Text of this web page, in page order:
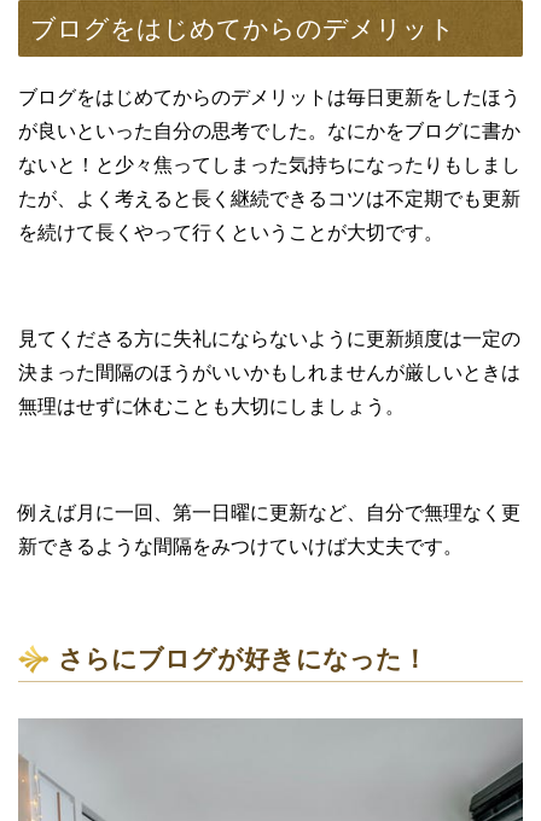
ブログをはじめてからのデメリット
ブログをはじめてからのデメリットは毎日更新をしたほう
が良いといった自分の思考でした。なにかをブログに書か
ないと！と少々焦ってしまった気持ちになったりもしまし
たが、よく考えると長く継続できるコツは不定期でも更新
を続けて長くやって行くということが大切です。
見てくださる方に失礼にならないように更新頻度は一定の
決まった間隔のほうがいいかもしれませんが厳しいときは
無理はせずに休むことも大切にしましょう。
例えば月に一回、第一日曜に更新など、自分で無理なく更
新できるような間隔をみつけていけば大丈夫です。
さらにブログが好きになった！